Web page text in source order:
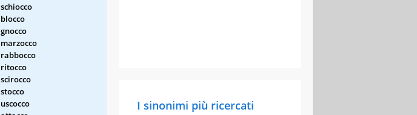
schiocco
blocco
gnocco
marzocco
rabbocco
ritocco
scirocco
stocco
uscocco
I sinonimi più ricercati